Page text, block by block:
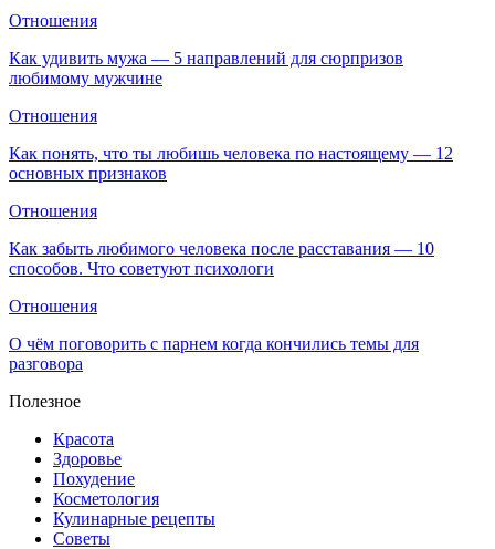
Отношения
Как удивить мужа — 5 направлений для сюрпризов
любимому мужчине
Отношения
Как понять, что ты любишь человека по настоящему — 12
основных признаков
Отношения
Как забыть любимого человека после расставания — 10
способов. Что советуют психологи
Отношения
О чём поговорить с парнем когда кончились темы для
разговора
Полезное
Красота
Здоровье
Похудение
Косметология
Кулинарные рецепты
Советы